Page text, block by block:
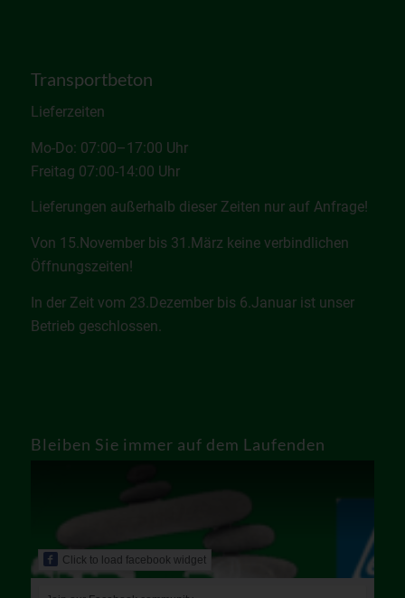
Transportbeton
Lieferzeiten
Mo-Do: 07:00–17:00 Uhr
Freitag 07:00-14:00 Uhr
Lieferungen außerhalb dieser Zeiten nur auf Anfrage!
Von 15.November bis 31.März keine verbindlichen
Öffnungszeiten!
In der Zeit vom 23.Dezember bis 6.Januar ist unser
Betrieb geschlossen.
Bleiben Sie immer auf dem Laufenden
Click to load facebook widget